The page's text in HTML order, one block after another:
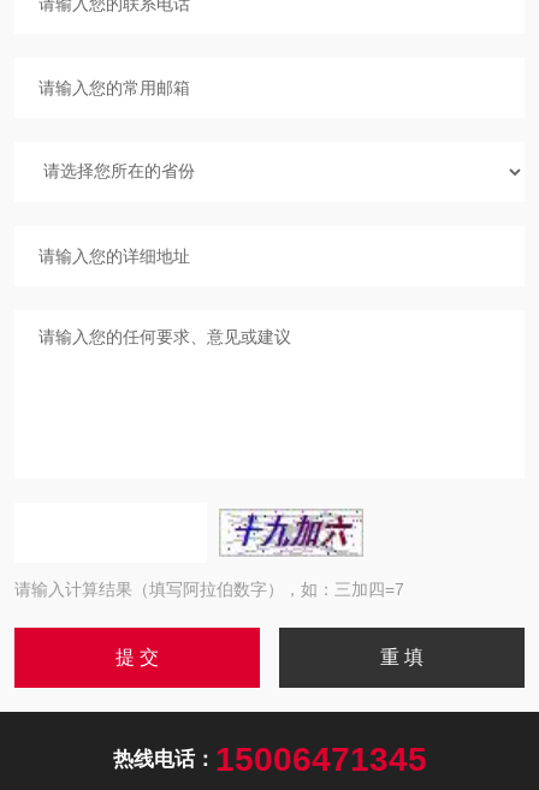
请输入计算结果（填写阿拉伯数字），如：三加四=7
热线电话： 15006471345